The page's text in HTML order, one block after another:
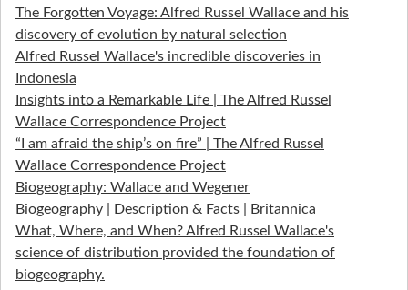
The Forgotten Voyage: Alfred Russel Wallace and his
discovery of evolution by natural selection
Alfred Russel Wallace's incredible discoveries in
Indonesia
Insights into a Remarkable Life | The Alfred Russel
Wallace Correspondence Project
“I am afraid the ship’s on fire” | The Alfred Russel
Wallace Correspondence Project
Biogeography: Wallace and Wegener
Biogeography | Description & Facts | Britannica
What, Where, and When? Alfred Russel Wallace's
science of distribution provided the foundation of
biogeography.